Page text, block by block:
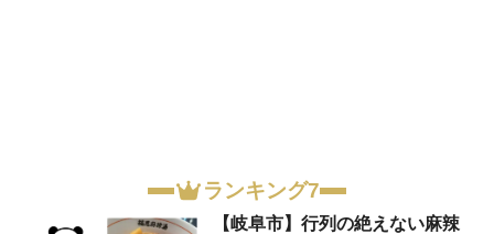
ランキング7
【岐阜市】行列の絶えない麻辣